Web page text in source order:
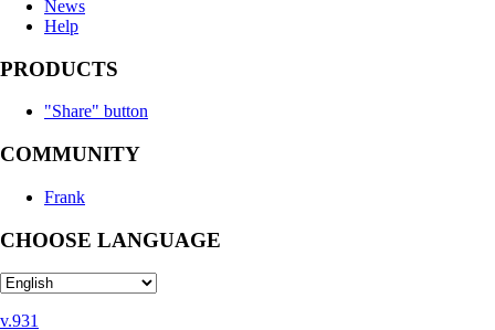
News
Help
PRODUCTS
"Share" button
COMMUNITY
Frank
CHOOSE LANGUAGE
v.931